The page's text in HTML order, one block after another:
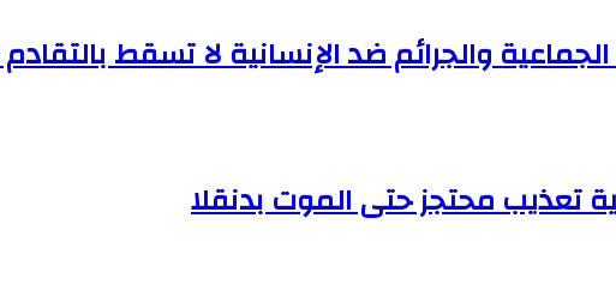
والجرائم ضد الإنسانية لا تسقط بالتقادم